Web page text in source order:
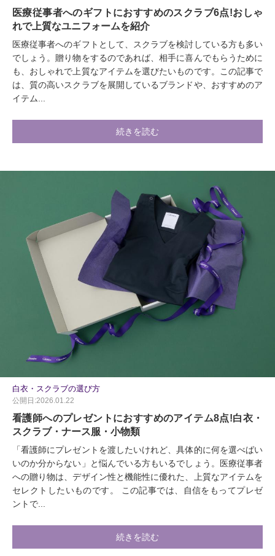
医療従事者へのギフトにおすすめのスクラブ6点!おしゃ
れで上質なユニフォームを紹介
医療従事者へのギフトとして、スクラブを検討している方も多い
でしょう。贈り物をするのであれば、相手に喜んでもらうために
も、おしゃれで上質なアイテムを選びたいものです。この記事で
は、質の高いスクラブを展開しているブランドや、おすすめのア
イテム...
続きを読む
白衣・スクラブの選び方
公開日:2026.01.22
看護師へのプレゼントにおすすめのアイテム8点!白衣・
スクラブ・ナース服・小物類
「看護師にプレゼントを渡したいけれど、具体的に何を選べばい
いのか分からない」と悩んでいる方もいるでしょう。医療従事者
への贈り物は、デザイン性と機能性に優れた、上質なアイテムを
セレクトしたいものです。 この記事では、自信をもってプレゼ
ントで...
続きを読む